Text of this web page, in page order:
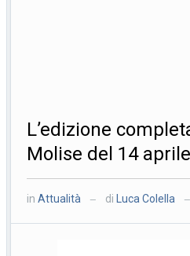
L’edizione
Molise del 14 aprile
inAttualità — di Luca Colella —